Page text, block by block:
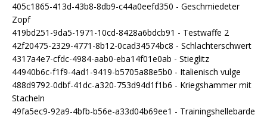
405c1865-413d-43b8-8db9-c44a0eefd350 - Geschmiedeter
Zopf
419bd251-9da5-1971-10cd-8428a6bdcb91 - Testwaffe 2
42f20475-2329-4771-8b12-0cad34574bc8 - Schlachterschwert
4317a4e7-cfdc-4984-aab0-eba14f01e0ab - Stieglitz
44940b6c-f1f9-4ad1-9419-b5705a88e5b0 - Italienisch vulge
488d9792-0dbf-41dc-a320-753d94d1f1b6 - Kriegshammer mit
Stacheln
49fa5ec9-92a9-4bfb-b56e-a33d04b69ee1 - Trainingshellebarde